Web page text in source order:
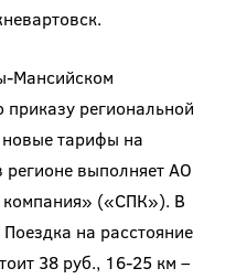
Мансийском
региональной
тарифы на
выполняет АО
компания» («СПК»). В
на расстояние
38 руб., 16-25 км –